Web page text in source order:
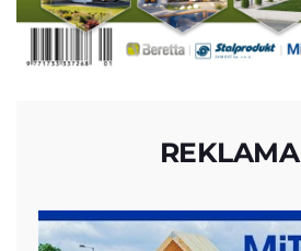
REKLAMA